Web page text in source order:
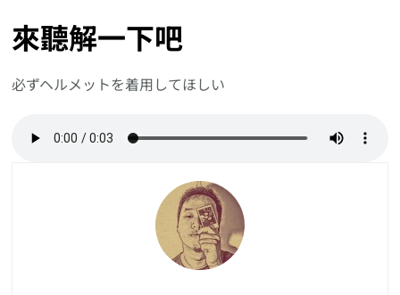
來聽解一下吧
必ずヘルメットを着用してほしい